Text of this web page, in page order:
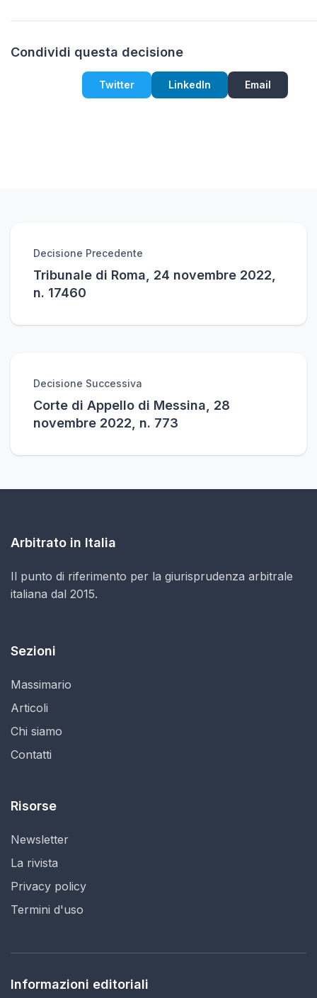
Condividi questa decisione
Twitter LinkedIn Email
Decisione Precedente
Tribunale di Roma, 24 novembre 2022,
n. 17460
Decisione Successiva
Corte di Appello di Messina, 28
novembre 2022, n. 773
Arbitrato in Italia
Il punto di riferimento per la giurisprudenza arbitrale
italiana dal 2015.
Sezioni
Massimario
Articoli
Chi siamo
Contatti
Risorse
Newsletter
La rivista
Privacy policy
Termini d'uso
Informazioni editoriali